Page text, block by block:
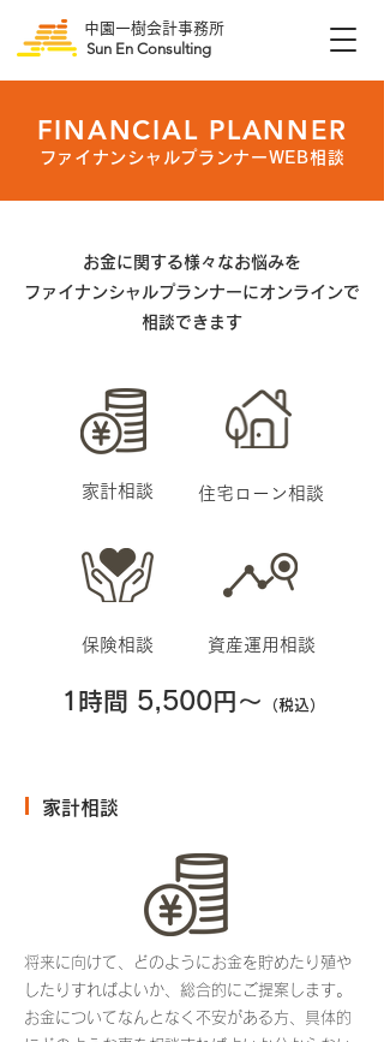
中園一樹会計事務所
Sun En Consulting
FINANCIAL PLANNER
ファイナンシャルプランナーWEB相談
お金に関する様々なお悩みを
ファイナンシャルプランナーにオンラインで
相談できます
​家計相談
​保険相談
住宅ローン相談
​資産運用相談
1時間 5,500円〜 （税込）
家計相談
将来に向けて、どのようにお金を貯めたり殖や
したりすればよいか、総合的にご提案します。
お金についてなんとなく不安がある方、具体的